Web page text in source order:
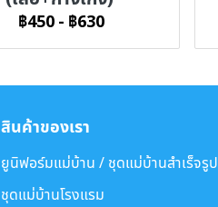
฿450 - ฿630
สินค้าของเรา
ยูนิฟอร์มแม่บ้าน / ชุดแม่บ้านสำเร็จรูป
ชุดแม่บ้านโรงแรม